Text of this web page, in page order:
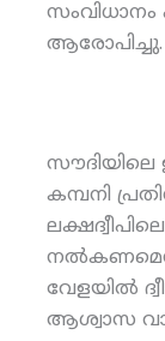
സംവിധാനം
ആരോപിച്ചു.
കമ്പനി
വേളയില്‍
ആശ്വാസ